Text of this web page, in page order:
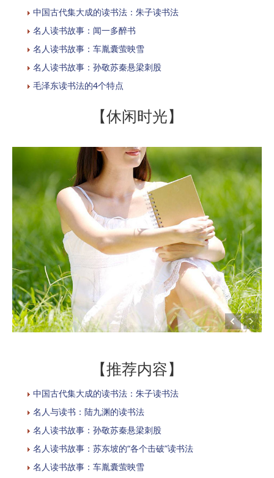
中国古代集大成的读书法：朱子读书法
名人读书故事：闻一多醉书
名人读书故事：车胤囊萤映雪
名人读书故事：孙敬苏秦悬梁刺股
毛泽东读书法的4个特点
【休闲时光】
【推荐内容】
中国古代集大成的读书法：朱子读书法
名人与读书：陆九渊的读书法
名人读书故事：孙敬苏秦悬梁刺股
名人读书故事：苏东坡的“各个击破”读书法
名人读书故事：车胤囊萤映雪